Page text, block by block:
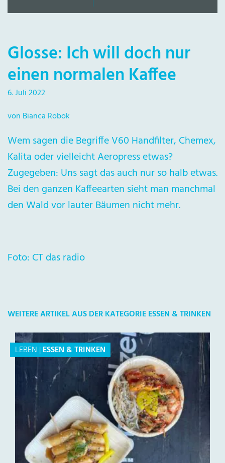
Glosse: Ich will doch nur
einen normalen Kaffee
6. Juli 2022
von Bianca Robok
Wem sagen die Begriffe V60 Handfilter, Chemex,
Kalita oder vielleicht Aeropress etwas?
Zugegeben: Uns sagt das auch nur so halb etwas.
Bei den ganzen Kaffeearten sieht man manchmal
den Wald vor lauter Bäumen nicht mehr.
Foto: CT das radio
WEITERE ARTIKEL AUS DER KATEGORIE ESSEN & TRINKEN
LEBEN |ESSEN & TRINKEN